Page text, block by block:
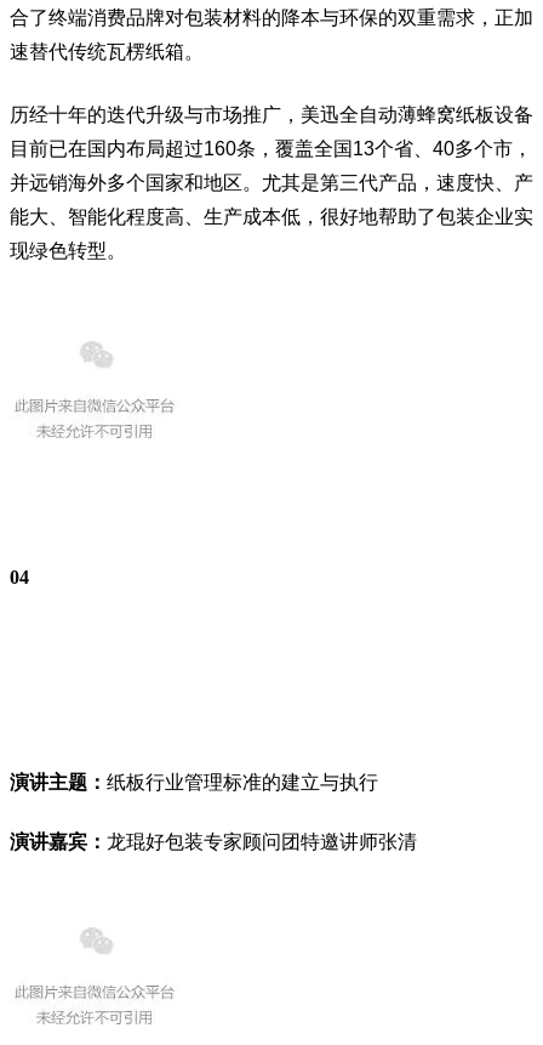
合了终端消费品牌对包装材料的降本与环保的双重需求，正加
速替代传统瓦楞纸箱。
历经十年的迭代升级与市场推广，美迅全自动薄蜂窝纸板设备
目前已在国内布局超过160条，覆盖全国13个省、40多个市，
并远销海外多个国家和地区。尤其是第三代产品，速度快、产
能大、智能化程度高、生产成本低，很好地帮助了包装企业实
现绿色转型。
04
演讲主题： 纸板行业管理标准的建立与执行
演讲嘉宾： 龙琨好包装专家顾问团特邀讲师张清